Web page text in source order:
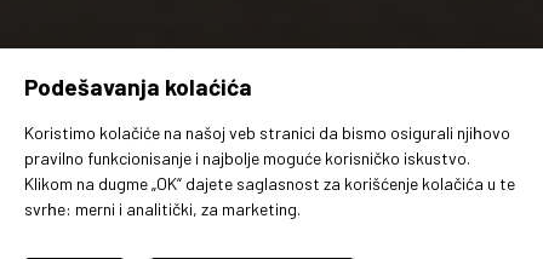
Podešavanja kolaćića
Koristimo kolačiće na našoj veb stranici da bismo osigurali njiһovo
pravilno funkcionisanje i najbolje moguće korisničko iskustvo.
Klikom na dugme „OK“ dajete saglasnost za korišćenje kolačića u te
svrһe: merni i analitički, za marketing.